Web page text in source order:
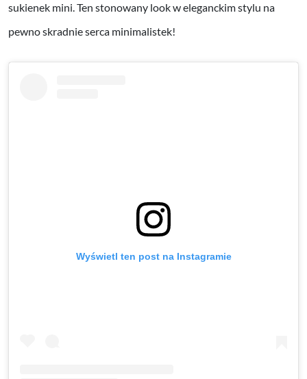
sukienek mini. Ten stonowany look w eleganckim stylu na
pewno skradnie serca minimalistek!
Wyświetl ten post na Instagramie